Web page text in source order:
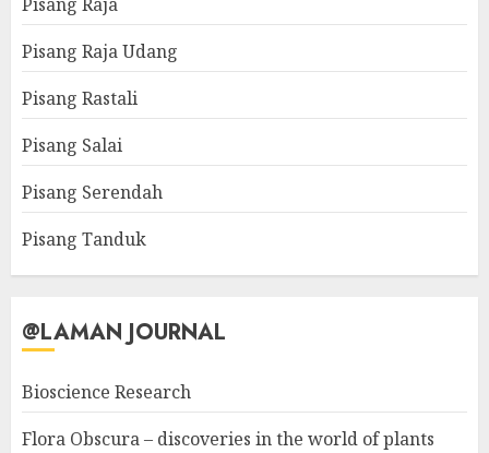
Pisang Raja Udang
Pisang Rastali
Pisang Salai
Pisang Serendah
Pisang Tanduk
@LAMAN JOURNAL
Bioscience Research
Flora Obscura – discoveries in the world of plants